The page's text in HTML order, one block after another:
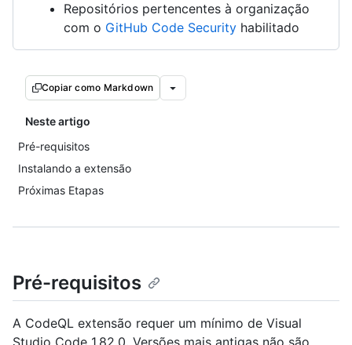
Repositórios pertencentes à organização
com o GitHub Code Security habilitado
Copiar como Markdown
Neste artigo
Pré-requisitos
Instalando a extensão
Próximas Etapas
Pré-requisitos
A CodeQL extensão requer um mínimo de Visual